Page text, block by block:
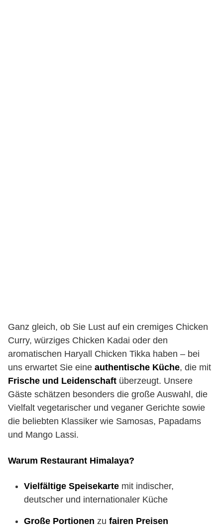
Ganz gleich, ob Sie Lust auf ein cremiges Chicken
Curry, würziges Chicken Kadai oder den
aromatischen Haryall Chicken Tikka haben – bei
uns erwartet Sie eine authentische Küche, die mit
Frische und Leidenschaft überzeugt. Unsere
Gäste schätzen besonders die große Auswahl, die
Vielfalt vegetarischer und veganer Gerichte sowie
die beliebten Klassiker wie Samosas, Papadams
und Mango Lassi.
Warum Restaurant Himalaya?
Vielfältige Speisekarte mit indischer,
deutscher und internationaler Küche
Große Portionen zu fairen Preisen